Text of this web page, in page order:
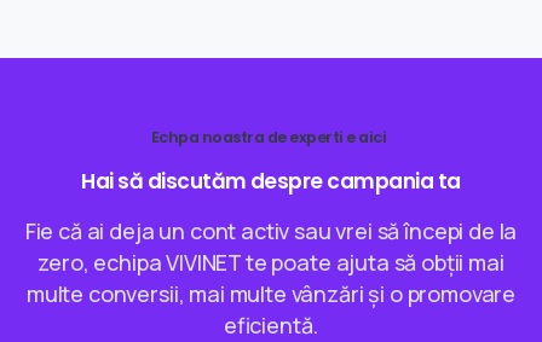
Echpa noastra de experti e aici
Haisă discutăm desprecampania ta
Fie că ai deja un cont activ sau vrei să începi de la
zero, echipa VIVINET te poate ajuta să obții mai
multe conversii, mai multe vânzări și o promovare
eficientă.